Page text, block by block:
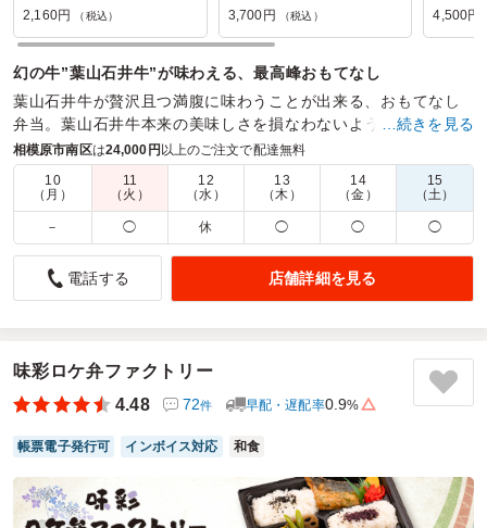
2,160円
（税込）
3,700円
（税込）
4,500円
幻の牛”葉山石井牛”が味わえる、最高峰おもてなし
葉山石井牛が贅沢且つ満腹に味わうことが出来る、おもてなし
弁当。葉山石井牛本来の美味しさを損なわないよう、付け合わ
せの｢キムチ・ナムル｣も自家製にこだわった美味しさ。
商品数： 締切日時： 1日前14:00 価格帯：
2,160円～4,500円
配達時間：
11:30～19:00
5.0
ありがとうございました。
ご利用シーン：会議・セミナー›勉強会
神奈川県厚木市水引2025/07/23
焼肉わがんせの口コミをもっと見る
…続きを見る
相模原市南区は24,000円以上のご注文で配達無料
10
（月）
11
（火）
12
（水）
13
（木）
14
（金）
15
（土）
－ ◯ 休 ◯ ◯ ◯
電話する 店舗詳細を見る
味彩ロケ弁ファクトリー
4.48
72件 早配・遅配率0.9%
帳票電子発行可 インボイス対応 和食